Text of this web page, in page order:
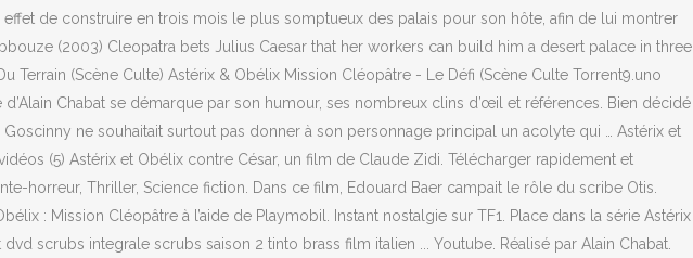
de construire en trois mois le plus somptueux des palais pour son hôte, afin de lui montrer
(2003) Cleopatra bets Julius Caesar that her workers can build him a desert palace in three
(Scène Culte) Astérix & Obélix Mission Cléopâtre - Le Défi (Scène Culte Torrent9.uno
Chabat se démarque par son humour, ses nombreux clins d’œil et références. Bien décidé
ne souhaitait surtout pas donner à son personnage principal un acolyte qui … Astérix et
(5) Astérix et Obélix contre César, un film de Claude Zidi. Télécharger rapidement et
horreur, Thriller, Science fiction. Dans ce film, Edouard Baer campait le rôle du scribe Otis.
: Mission Cléopâtre à l’aide de Playmobil. Instant nostalgie sur TF1. Place dans la série Astérix
scrubs integrale scrubs saison 2 tinto brass film italien ... Youtube. Réalisé par Alain Chabat.